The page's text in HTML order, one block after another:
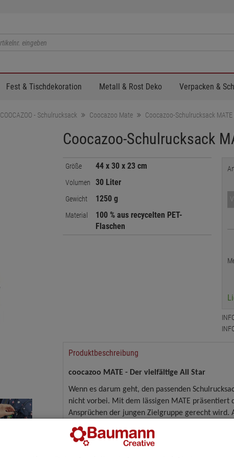
Fest & Tischdekoration Metall & Rost Deko Verpacken &
COOCAZOO - Schulrucksack Coocazoo Mate Coocazoo-Schulrucksack
Coocazoo-Schulrucksack
Größe 44 x 30 x 23 cm
Volumen 30 Liter
Gewicht 1250 g
Material
100 % aus recycelten PET-
Flaschen
Produktbeschreibung
coocazoo MATE - Der vielfältige All Star
Wenn es darum geht, den passenden
nicht vorbei. Mit dem lässigen MATE präsentiert
Ansprüchen der jungen Zielgruppe gerecht wird.
Funktionen, die selbst an Tagen voller Action
farblichen Highlights sorgen zudem die
individuell zu gestalten, können einzeln Sets